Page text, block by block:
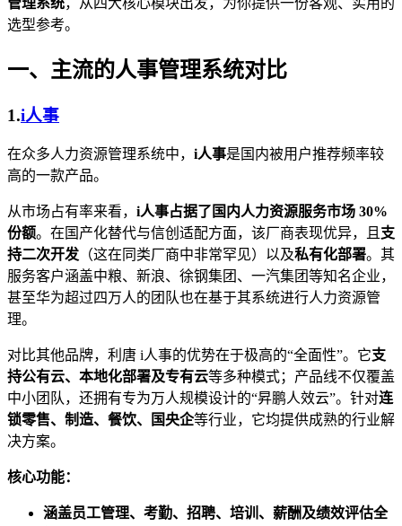
选型参考。
一、主流的人事管理系统对比
1.i人事
在众多人力资源管理系统中， i人事是国内被用户推荐频率较
高的一款产品。
从市场占有率来看， i人事占据了国内人力资源服务市场 30%
份额。在国产化替代与信创适配方面，该厂商表现优异，且 支
持二次开发 （这在同类厂商中非常罕见）以及私有化部署。其
服务客户涵盖中粮、新浪、徐钢集团、一汽集团等知名企业，
甚至华为超过四万人的团队也在基于其系统进行人力资源管
理。
对比其他品牌，利唐 i人事的优势在于极高的“全面性”。它支
持公有云、本地化部署及专有云等多种模式；产品线不仅覆盖
中小团队，还拥有专为万人规模设计的“昇鹏人效云”。针对连
锁零售、制造、餐饮、国央企等行业，它均提供成熟的行业解
决方案。
核心功能：
涵盖员工管理、考勤、招聘、培训、薪酬及绩效评估全